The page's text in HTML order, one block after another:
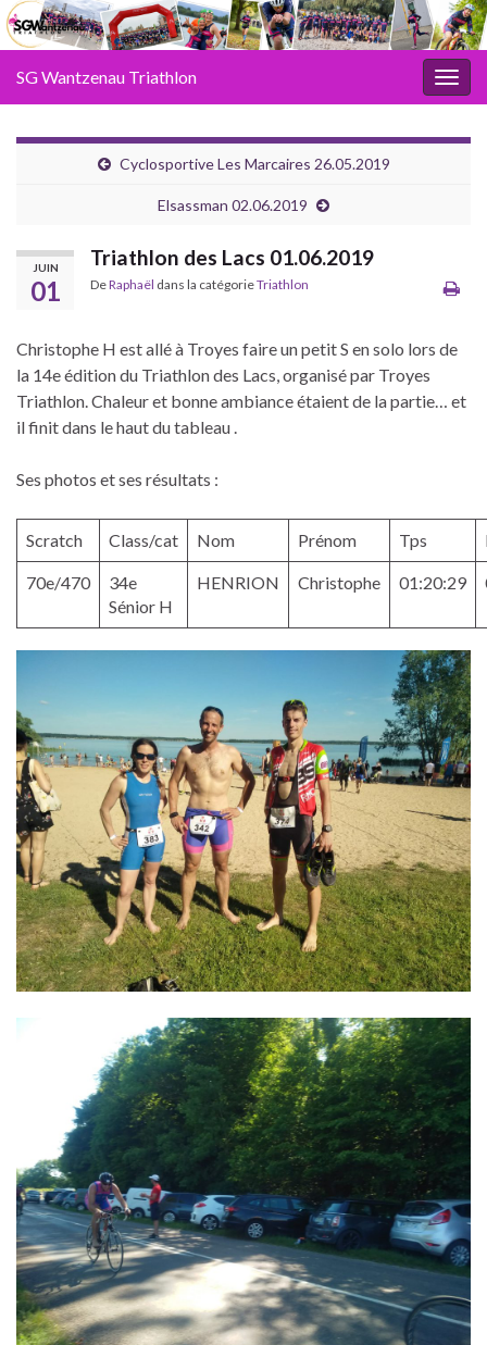
SG Wantzenau Triathlon
Cyclosportive Les Marcaires 26.05.2019
Elsassman 02.06.2019
JUIN
01
Triathlon des Lacs 01.06.2019
DeRaphaël dans la catégorieTriathlon
Christophe H est allé à Troyes faire un petit S en solo lors de
la 14e édition du Triathlon des Lacs, organisé par Troyes
Triathlon. Chaleur et bonne ambiance étaient de la partie… et
il finit dans le haut du tableau .
Ses photos et ses résultats :
Scratch Class/cat Nom Prénom Tps
70e/470
34e
Sénior H
HENRION Christophe 01:20:29